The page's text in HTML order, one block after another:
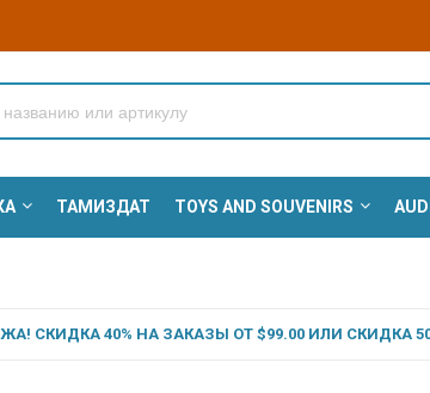
ТАМИЗДАТ TOYS AND SOUVENIRS
СКИДКА 40% НА ЗАКАЗЫ ОТ $99.00 ИЛИ СКИДКА